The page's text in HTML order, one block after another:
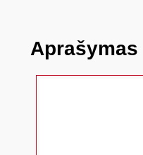
Aprašymas